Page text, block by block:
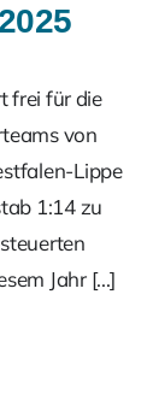
frei für die
von
Lippe
1:14 zu
Jahr [...]